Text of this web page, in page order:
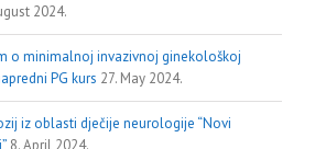
2024.
o minimalnoj invazivnoj ginekološkoj
PG kurs 27. May 2024.
iz oblasti dječije neurologije “Novi